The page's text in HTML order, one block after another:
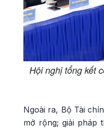
Hội nghị tổng kết
Ngoài ra, Bộ Tài
mở rộng; giải pháp